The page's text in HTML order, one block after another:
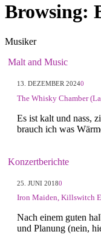
Browsing:
Musiker
Malt and Music
13. DEZEMBER 20240
The Whisky Chamber
Es ist kalt und nass,
brauch ich was
Konzertberichte
25. JUNI 20180
Iron Maiden, Killswitch
Nach einem guten
und Planung (nein,